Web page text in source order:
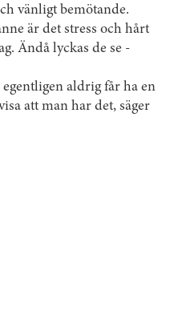
vänligt bemötande.
är det stress och hårt
Ändå lyckas de se
aldrig får ha en
att man har det, säger